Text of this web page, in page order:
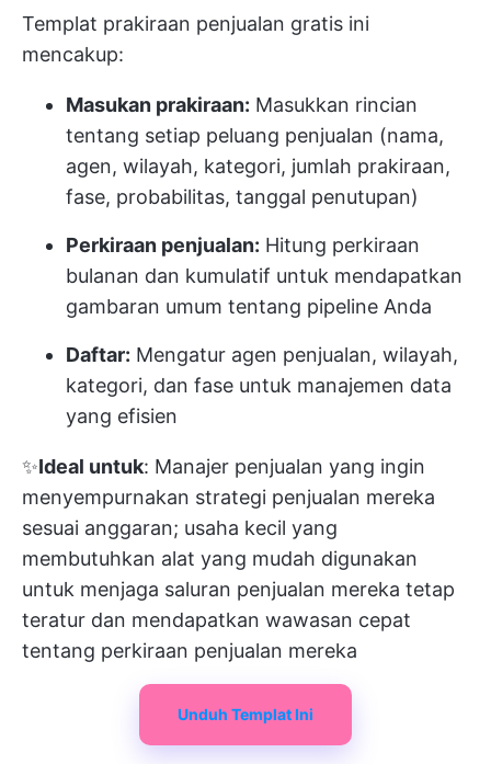
Templat prakiraan penjualan gratis ini
mencakup:
Masukan prakiraan: Masukkan rincian
tentang setiap peluang penjualan (nama,
agen, wilayah, kategori, jumlah prakiraan,
fase, probabilitas, tanggal penutupan)
Perkiraan penjualan: Hitung perkiraan
bulanan dan kumulatif untuk mendapatkan
gambaran umum tentang pipeline Anda
Daftar: Mengatur agen penjualan, wilayah,
kategori, dan fase untuk manajemen data
yang efisien
✨Ideal untuk: Manajer penjualan yang ingin
menyempurnakan strategi penjualan mereka
sesuai anggaran; usaha kecil yang
membutuhkan alat yang mudah digunakan
untuk menjaga saluran penjualan mereka tetap
teratur dan mendapatkan wawasan cepat
tentang perkiraan penjualan mereka
Unduh Templat Ini